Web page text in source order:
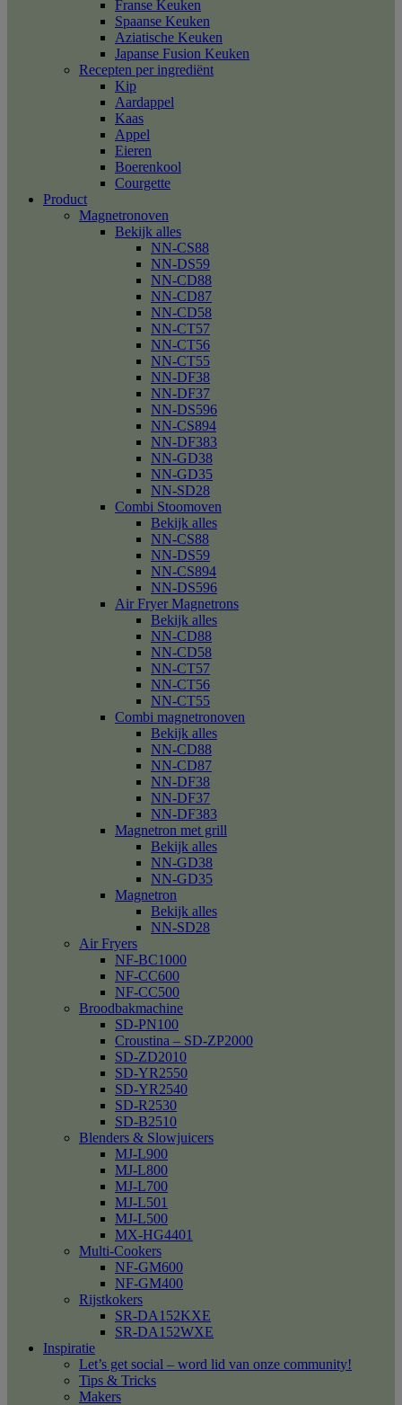
Franse Keuken
Spaanse Keuken
Aziatische Keuken
Japanse Fusion Keuken
Recepten per ingrediënt
Kip
Aardappel
Kaas
Appel
Eieren
Boerenkool
Courgette
Product
Magnetronoven
Bekijk alles
NN-CS88
NN-DS59
NN-CD88
NN-CD87
NN-CD58
NN-CT57
NN-CT56
NN-CT55
NN-DF38
NN-DF37
NN-DS596
NN-CS894
NN-DF383
NN-GD38
NN-GD35
NN-SD28
Combi Stoomoven
Bekijk alles
NN-CS88
NN-DS59
NN-CS894
NN-DS596
Air Fryer Magnetrons
Bekijk alles
NN-CD88
NN-CD58
NN-CT57
NN-CT56
NN-CT55
Combi magnetronoven
Bekijk alles
NN-CD88
NN-CD87
NN-DF38
NN-DF37
NN-DF383
Magnetron met grill
Bekijk alles
NN-GD38
NN-GD35
Magnetron
Bekijk alles
NN-SD28
Air Fryers
NF-BC1000
NF-CC600
NF-CC500
Broodbakmachine
SD-PN100
Croustina – SD-ZP2000
SD-ZD2010
SD-YR2550
SD-YR2540
SD-R2530
SD-B2510
Blenders & Slowjuicers
MJ-L900
MJ-L800
MJ-L700
MJ-L501
MJ-L500
MX-HG4401
Multi-Cookers
NF-GM600
NF-GM400
Rijstkokers
SR-DA152KXE
SR-DA152WXE
Inspiratie
Let’s get social – word lid van onze community!
Tips & Tricks
Makers